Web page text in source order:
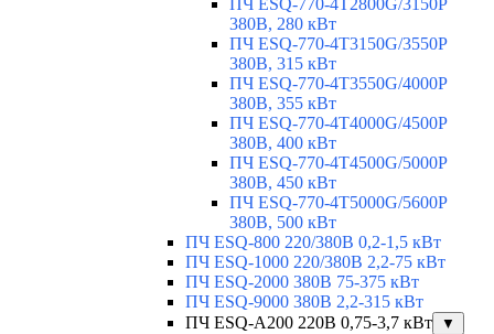
ПЧ ESQ-770-4T2800G/3150P
380В, 280 кВт
ПЧ ESQ-770-4T3150G/3550P
380В, 315 кВт
ПЧ ESQ-770-4T3550G/4000P
380В, 355 кВт
ПЧ ESQ-770-4T4000G/4500P
380В, 400 кВт
ПЧ ESQ-770-4T4500G/5000P
380В, 450 кВт
ПЧ ESQ-770-4T5000G/5600P
380В, 500 кВт
ПЧ ESQ-800 220/380В 0,2-1,5 кВт
ПЧ ESQ-1000 220/380В 2,2-75 кВт
ПЧ ESQ-2000 380В 75-375 кВт
ПЧ ESQ-9000 380В 2,2-315 кВт
ПЧ ESQ-A200 220В 0,75-3,7 кВт
▼